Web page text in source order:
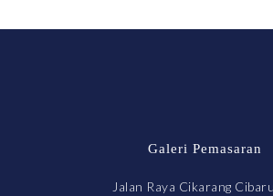
Galeri Pemasaran
Jalan Raya Cikarang